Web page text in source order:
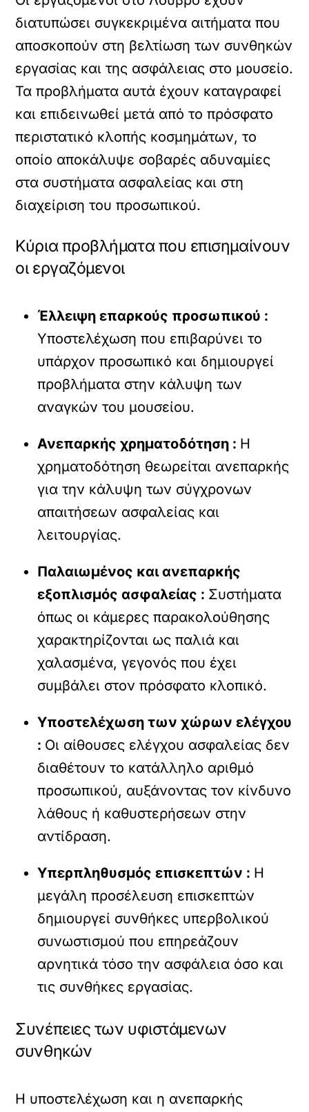
διατυπώσει συγκεκριμένα αιτήματα που
αποσκοπούν στη βελτίωση των συνθηκών
εργασίας και της ασφάλειας στο μουσείο.
Τα προβλήματα αυτά έχουν καταγραφεί
και επιδεινωθεί μετά από το πρόσφατο
περιστατικό κλοπής κοσμημάτων, το
οποίο αποκάλυψε σοβαρές αδυναμίες
στα συστήματα ασφαλείας και στη
διαχείριση του προσωπικού.
Κύρια προβλήματα που επισημαίνουν
οι εργαζόμενοι
Έλλειψη επαρκούς προσωπικού :
Υποστελέχωση που επιβαρύνει το
υπάρχον προσωπικό και δημιουργεί
προβλήματα στην κάλυψη των
αναγκών του μουσείου.
Ανεπαρκής χρηματοδότηση : Η
χρηματοδότηση θεωρείται ανεπαρκής
για την κάλυψη των σύγχρονων
απαιτήσεων ασφαλείας και
λειτουργίας.
Παλαιωμένος και ανεπαρκής
εξοπλισμός ασφαλείας : Συστήματα
όπως οι κάμερες παρακολούθησης
χαρακτηρίζονται ως παλιά και
χαλασμένα, γεγονός που έχει
συμβάλει στον πρόσφατο κλοπικό.
Υποστελέχωση των χώρων ελέγχου
: Οι αίθουσες ελέγχου ασφαλείας δεν
διαθέτουν το κατάλληλο αριθμό
προσωπικού, αυξάνοντας τον κίνδυνο
λάθους ή καθυστερήσεων στην
αντίδραση.
Υπερπληθυσμός επισκεπτών : Η
μεγάλη προσέλευση επισκεπτών
δημιουργεί συνθήκες υπερβολικού
συνωστισμού που επηρεάζουν
αρνητικά τόσο την ασφάλεια όσο και
τις συνθήκες εργασίας.
Συνέπειες των υφιστάμενων
συνθηκών
Η υποστελέχωση και η ανεπαρκής